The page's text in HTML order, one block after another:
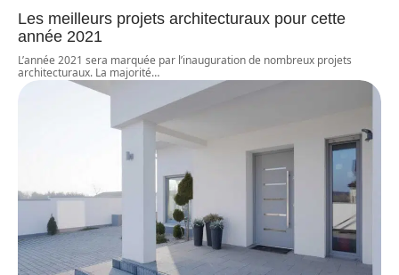
Les meilleurs projets architecturaux pour cette
année 2021
L’année 2021 sera marquée par l’inauguration de nombreux projets
architecturaux. La majorité…